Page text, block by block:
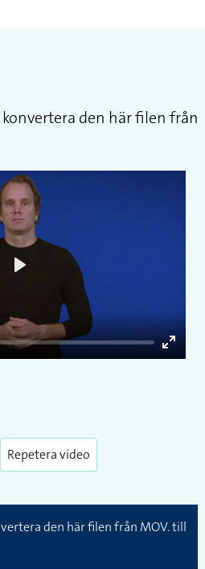
den här filen från
Enter
Repetera video
den här filen från MOV. till